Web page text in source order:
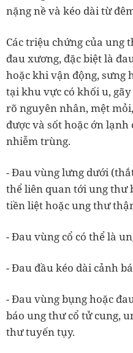
nặng nề và kéo dài từ
Các triệu chứng của ung
đau xương, đặc biệt là
hoặc khi vận động, sưng
tại khu vực có khối u,
rõ nguyên nhân, mệt
được và sốt hoặc ớn
nhiễm trùng.
- Đau vùng lưng dưới
thể liên quan tới ung thư
tiền liệt hoặc ung thư
- Đau vùng cổ có thể là
- Đau đầu kéo dài cảnh
- Đau vùng bụng hoặc
báo ung thư cổ tử cung,
thư tuyến tụy.